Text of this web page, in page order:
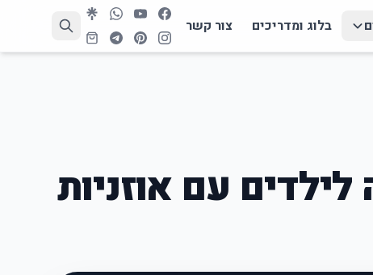
בלוג ומדריכים צור קשר
עם אוזניות